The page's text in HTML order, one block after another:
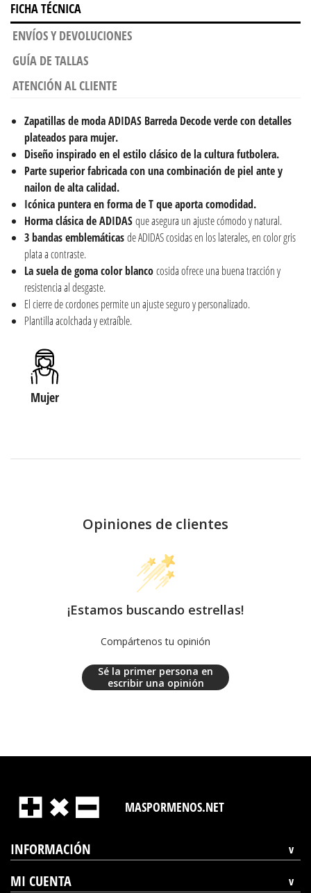
FICHA TÉCNICA
ENVÍOS Y DEVOLUCIONES
GUÍA DE TALLAS
ATENCIÓN AL CLIENTE
Zapatillas de modaADIDAS Barreda Decode verde con detalles
plateados para mujer.
Diseño inspirado en el estilo clásico de la cultura futbolera.
Parte superior fabricada con una combinación de piel ante y
nailon de alta calidad.
Icónica puntera en forma de T que aporta comodidad.
Horma clásica de ADIDASque asegura un ajuste cómodo y natural.
3 bandas emblemáticasde ADIDAS cosidas en los laterales, en color gris
plata a contraste.
La suela de goma color blancocosida ofrece una buena tracción y
resistencia al desgaste.
El cierre de cordones permite un ajuste seguro y personalizado.
Plantilla acolchada y extraíble.
Mujer
Opiniones de clientes
¡Estamos buscando estrellas!
Compártenos tu opinión
Sé la primer persona en
escribir una opinión
MASPORMENOS.NET
INFORMACIÓN
MI CUENTA